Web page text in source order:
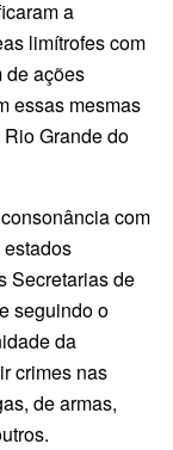
a
limítrofes com
de ações
essas mesmas
Grande do
com
Secretarias de
seguindo o
da
crimes nas
de armas,